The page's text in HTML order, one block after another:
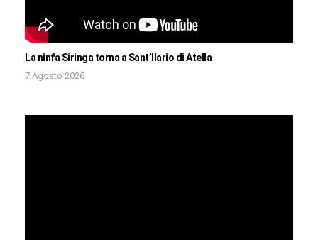
La ninfa Siringa torna a Sant’Ilario di Atella
7 Agosto 2026